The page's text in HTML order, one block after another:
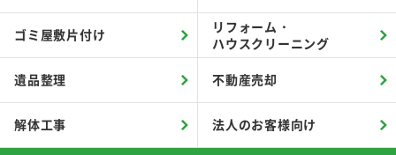
ゴミ屋敷片付け
リフォーム・
ハウスクリーニング
遺品整理 不動産売却
解体工事 法人のお客様向け